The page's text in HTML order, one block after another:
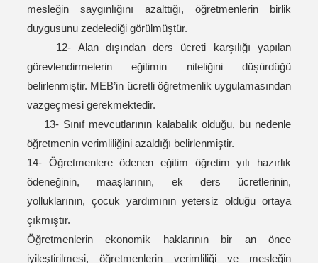
mesleğin saygınlığını azalttığı, öğretmenlerin birlik
duygusunu zedelediği görülmüştür.
12- Alan dışından ders ücreti karşılığı yapılan
görevlendirmelerin eğitimin niteliğini düşürdüğü
belirlenmiştir. MEB’in ücretli öğretmenlik uygulamasından
vazgeçmesi gerekmektedir.
13- Sınıf mevcutlarının kalabalık olduğu, bu nedenle
öğretmenin verimliliğini azaldığı belirlenmiştir.
14- Öğretmenlere ödenen eğitim öğretim yılı hazırlık
ödeneğinin, maaşlarının, ek ders ücretlerinin,
yolluklarının, çocuk yardımının yetersiz olduğu ortaya
çıkmıştır.
Öğretmenlerin ekonomik haklarının bir an önce
iyileştirilmesi, öğretmenlerin verimliliği ve mesleğin